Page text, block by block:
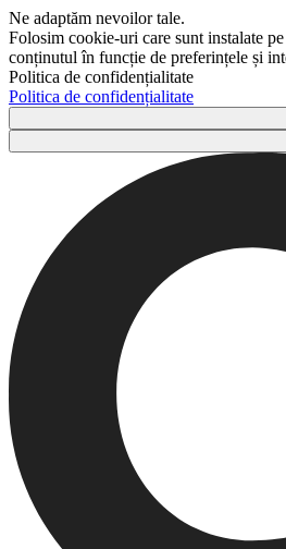
Ne adaptăm nevoilor tale.
Folosim cookie-uri care sunt instalate
conținutul în funcție de preferințele și
Politica de confidențialitate
Politica de confidențialitate